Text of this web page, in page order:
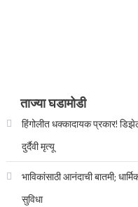
ताज्या घडामोडी
हिंगोलीत धक्कादायक प्रकार!
दुर्दैवी मृत्यू
भाविकांसाठी आनंदाची बातमी;
सुविधा